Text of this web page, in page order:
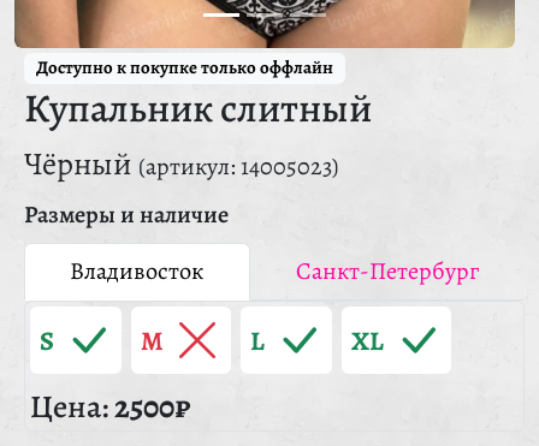
Доступно к покупке только оффлайн
Купальник слитный
Чёрный (артикул: 14005023)
Размеры и наличие
Владивосток
Санкт-Петербург
S M L XL
Цена:2500₽